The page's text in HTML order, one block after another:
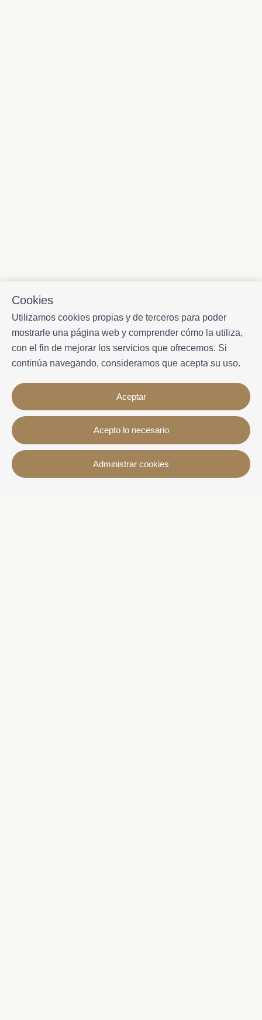
Cookies
Utilizamos cookies propias y de terceros para poder
mostrarle una página web y comprender cómo la utiliza,
con el fin de mejorar los servicios que ofrecemos. Si
continúa navegando, consideramos que acepta su uso.
Aceptar
Acepto lo necesario
Administrar cookies
Contacto
Avda. Sant Joan de Déu, 57 43820 - Calafell platja